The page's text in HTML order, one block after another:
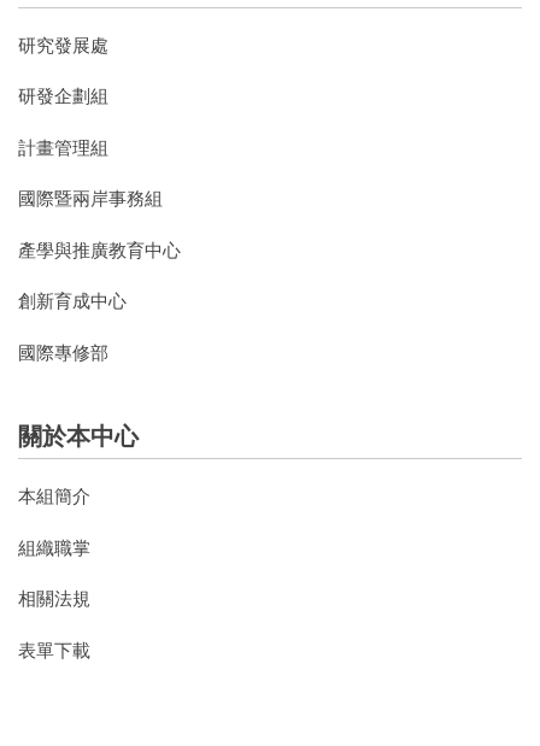
研究發展處
研發企劃組
計畫管理組
國際暨兩岸事務組
產學與推廣教育中心
創新育成中心
國際專修部
關於本中心
本組簡介
組織職掌
相關法規
表單下載